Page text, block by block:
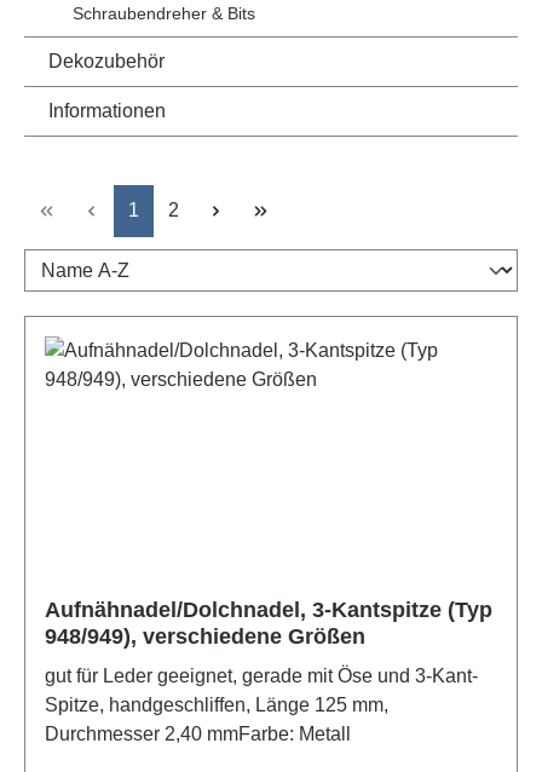
Schraubendreher & Bits
Dekozubehör
Informationen
Seite
1 Seite
2
Aufnähnadel/Dolchnadel, 3-Kantspitze (Typ
948/949), verschiedene Größen
gut für Leder geeignet, gerade mit Öse und 3-Kant-
Spitze, handgeschliffen, Länge 125 mm,
Durchmesser 2,40 mmFarbe: Metall